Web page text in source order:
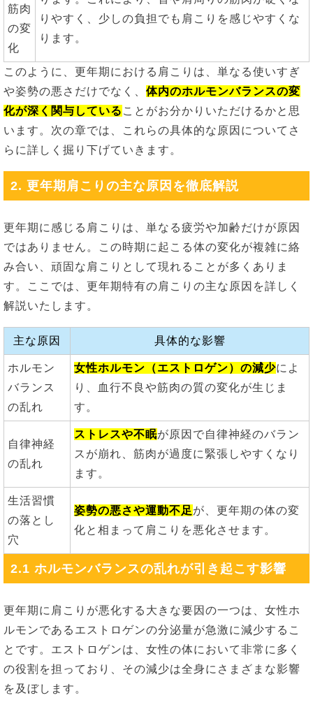
筋肉
の変
化
りやすく、少しの負担でも肩こりを感じやすくな
ります。
このように、更年期における肩こりは、単なる使いすぎ
や姿勢の悪さだけでなく、 体内のホルモンバランスの変
化が深く関与している ことがお分かりいただけるかと思
います。次の章では、これらの具体的な原因についてさ
らに詳しく掘り下げていきます。
2. 更年期肩こりの主な原因を徹底解説
更年期に感じる肩こりは、単なる疲労や加齢だけが原因
ではありません。この時期に起こる体の変化が複雑に絡
み合い、頑固な肩こりとして現れることが多くありま
す。ここでは、更年期特有の肩こりの主な原因を詳しく
解説いたします。
主な原因 具体的な影響
ホルモン
バランス
の乱れ
女性ホルモン（エストロゲン）の減少によ
り、血行不良や筋肉の質の変化が生じま
す。
自律神経
の乱れ
ストレスや不眠が原因で自律神経のバラン
スが崩れ、筋肉が過度に緊張しやすくなり
ます。
生活習慣
の落とし
穴
姿勢の悪さや運動不足が、更年期の体の変
化と相まって肩こりを悪化させます。
2.1 ホルモンバランスの乱れが引き起こす影響
更年期に肩こりが悪化する大きな要因の一つは、女性ホ
ルモンであるエストロゲンの分泌量が急激に減少するこ
とです。エストロゲンは、女性の体において非常に多く
の役割を担っており、その減少は全身にさまざまな影響
を及ぼします。